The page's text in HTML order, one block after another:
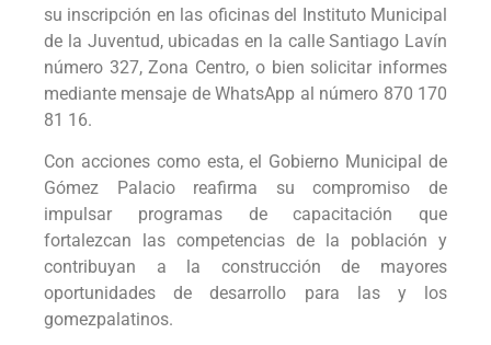
su inscripción en las oficinas del Instituto Municipal
de la Juventud, ubicadas en la calle Santiago Lavín
número 327, Zona Centro, o bien solicitar informes
mediante mensaje de WhatsApp al número 870 170
81 16.
Con acciones como esta, el Gobierno Municipal de
Gómez Palacio reafirma su compromiso de
impulsar programas de capacitación que
fortalezcan las competencias de la población y
contribuyan a la construcción de mayores
oportunidades de desarrollo para las y los
gomezpalatinos.